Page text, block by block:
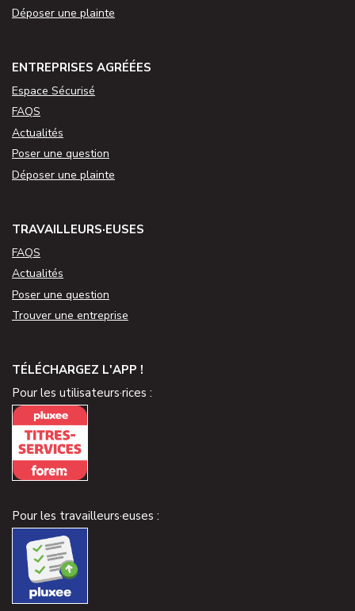
Déposer une plainte
ENTREPRISES AGRÉÉES
Espace Sécurisé
FAQS
Actualités
Poser une question
Déposer une plainte
TRAVAILLEURS·EUSES
FAQS
Actualités
Poser une question
Trouver une entreprise
TÉLÉCHARGEZ L'APP !
Pour les utilisateurs·rices :
Pour les travailleurs·euses :